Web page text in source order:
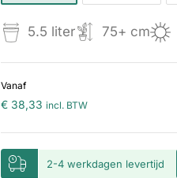
5.5 liter 75+ cm
Vanaf
€ 38,33 incl. BTW
2-4 werkdagen levertijd